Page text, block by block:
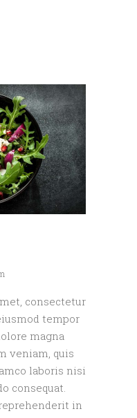
consectetur
tempor
magna
veniam, quis
laboris nisi
consequat.
in